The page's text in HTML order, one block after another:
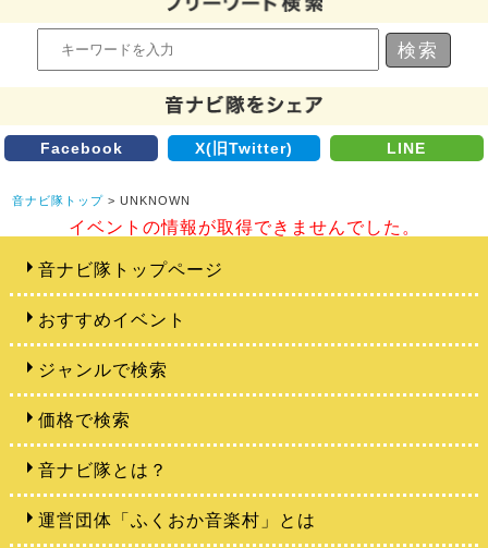
Facebook X(旧Twitter) LINE
音ナビ隊トップ > UNKNOWN
イベントの情報が取得できませんでした。
音ナビ隊トップページ
おすすめイベント
ジャンルで検索
価格で検索
音ナビ隊とは？
運営団体「ふくおか音楽村」とは